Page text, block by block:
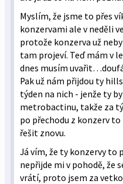
Myslím, že jsme to přes
konzervami ale v neděli
protože konzerva už
tam projeví. Teď mám v
dnes musím
Pak už nám přijdou ty
týden na nich - jenže ty
metrobactinu, takže za
po přechodu z konzerv
řešit znovu.
Já vím, že ty konzervy to
nepřijde mi v pohodě, že
vrátí, proto jsem za